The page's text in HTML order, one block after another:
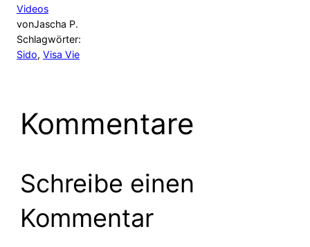
Videos
vonJascha P.
Schlagwörter:
Sido, Visa Vie
Kommentare
Schreibe einen
Kommentar